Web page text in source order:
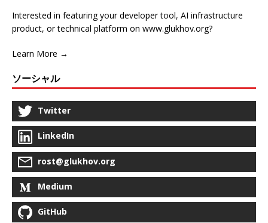
Interested in featuring your developer tool, AI infrastructure
product, or technical platform on www.glukhov.org?
Learn More →
ソーシャル
Twitter
LinkedIn
rost@glukhov.org
Medium
GitHub